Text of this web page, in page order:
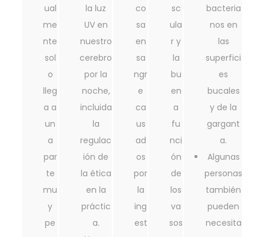
ual
me
nte
sol
o
lleg
a a
un
a
par
te
mu
y
pe
la luz
UV en
nuestro
cerebro
por la
noche,
incluida
la
regulac
ión de
la ética
en la
práctic
a.
co
sa
en
sa
ngr
e
ca
us
ad
os
por
la
ing
est
sc
ula
r y
la
bu
en
a
fu
nci
ón
de
los
va
sos
bacteria
nos en
las
superfici
es
bucales
y de la
gargant
a.
Algunas
personas
también
pueden
necesita